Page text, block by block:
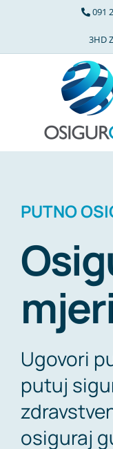
091
PUTNO
mjeri
Ugovori
putuj
osiguraj